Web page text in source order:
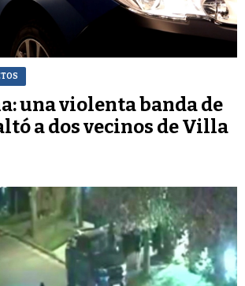
una violenta banda de
a dos vecinos de Villa